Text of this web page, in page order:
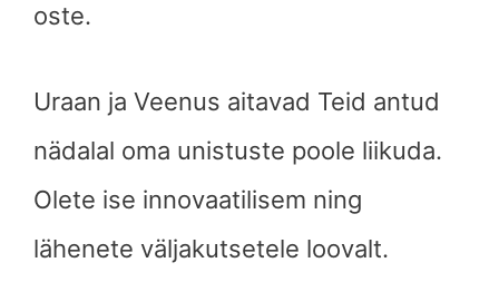
oste.
Uraan ja Veenus aitavad Teid antud
nädalal oma unistuste poole liikuda.
Olete ise innovaatilisem ning
lähenete väljakutsetele loovalt.